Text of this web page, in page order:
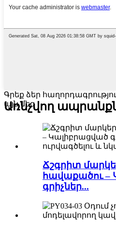
Գրեք ձեր
այն մեզ
Առնչվող
Ճշգրիտ
հավաքածու –
գրիչներ...